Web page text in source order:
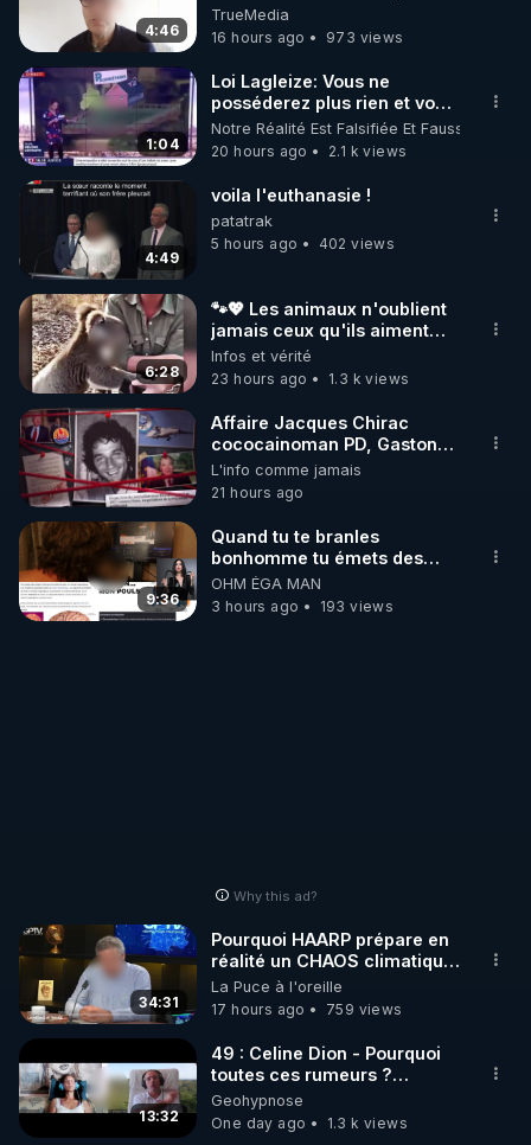
4:46
TrueMedia
16 hours ago
973 views
1:04
Loi Lagleize: Vous ne
posséderez plus rien et vous
serez heureux !
Notre Réalité Est Falsifiée Et Fausse
20 hours ago
2.1 k views
4:49
voila l'euthanasie !
patatrak
5 hours ago
402 views
6:28
🐾💖 Les animaux n'oublient
jamais ceux qu'ils aiment…
🥹❤️
Infos et vérité
23 hours ago
1.3 k views
Affaire Jacques Chirac
cococainoman PD, Gaston
Flosse IDEM, les barbouses,
mort du journaliste Jean-
Pascal Couraud dit JPK par
la mafai et frère la truelle !
😒🤢😡
https://odysee.com/@anonyme:d3/
journaliste-
enqu%C3%AAtait-sur-
L'info comme jamais
21 hours ago
9:36
Quand tu te branles
bonhomme tu émets des
ondes ils ont juste omis de
t'expliquer
OHM ÉGA MAN
3 hours ago
193 views
Why this ad?
34:31
Pourquoi HAARP prépare en
réalité un CHAOS climatique,
on répond
La Puce à l'oreille
17 hours ago
759 views
13:32
49 : Celine Dion - Pourquoi
toutes ces rumeurs ?
Enquête sous hypnose
Geohypnose
One day ago
1.3 k views